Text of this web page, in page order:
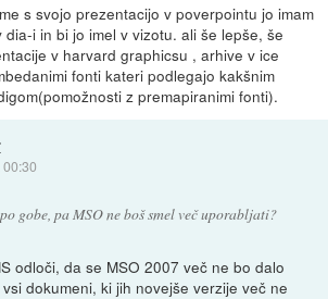
s svojo prezentacijo v poverpointu jo imam
i in bi jo imel v vizotu. ali še lepše, še
v harvard graphicsu , arhive v ice
fonti kateri podlegajo kakšnim
z premapiranimi fonti).
gobe, pa MSO ne boš smel več uporabljati?
odloči, da se MSO 2007 več ne bo dalo
dokumeni, ki jih novejše verzije več ne